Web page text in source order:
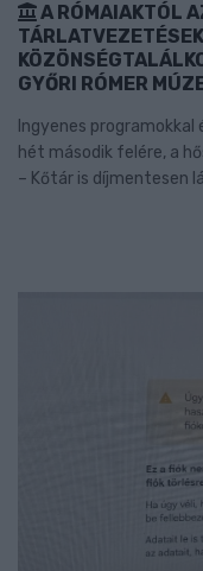
A RÓMAIAKTÓL
GYŐRI RÓMER
Ingyenes programokkal
hét második felére, a
– Kőtár is díjmentesen